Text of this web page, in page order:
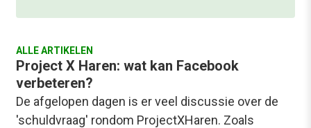
ALLE ARTIKELEN
Project X Haren: wat kan Facebook
verbeteren?
De afgelopen dagen is er veel discussie over de
'schuldvraag' rondom ProjectXHaren. Zoals